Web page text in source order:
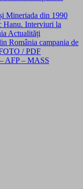
Mineriada din 1990
Hanu. Interviuri la
Actualități
România campania de
/ PDF
AFP – MASS